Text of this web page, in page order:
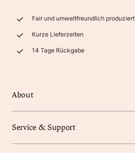
Fair und umweltfreundlich produziert
Kurze Lieferzeiten
14 Tage Rückgabe
About
Service & Support